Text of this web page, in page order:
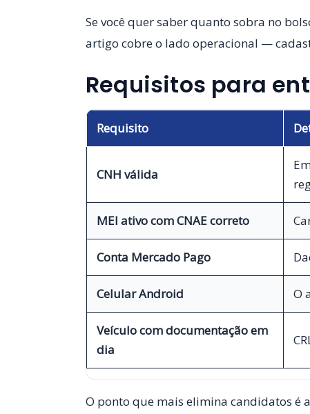
Se você quer saber quanto sobra no
artigo cobre o lado operacional —
Requisitos para
Requisito
CNH válida
MEI ativo com CNAE correto
Conta Mercado Pago
Celular Android O
Veículo com documentação em
dia
O ponto que mais elimina candidatos é a